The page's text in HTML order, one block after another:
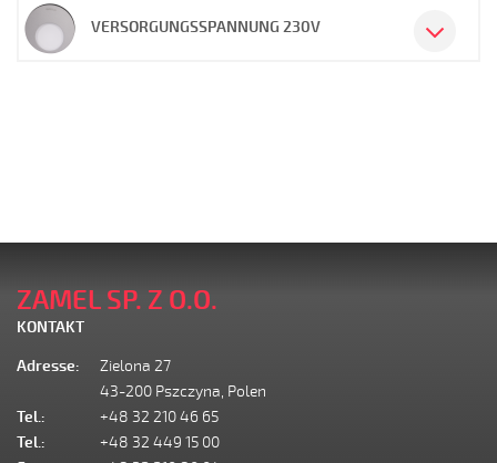
VERSORGUNGSSPANNUNG 230V
ZAMEL SP. Z O.O.
KONTAKT
Adresse:
Zielona 27
43-200 Pszczyna, Polen
Tel.:
+48 32 210 46 65
Tel.:
+48 32 449 15 00